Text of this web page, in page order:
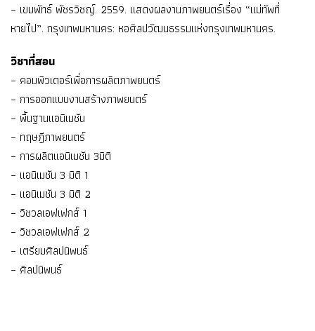
– เขมพัทธ์ พัชรวิชญ์. 2559. แสดงผลงานภาพยนตร์เรื่อง “แม่ทัพที่
หายไป”. กรุงเทพมหานคร: หอศิลปวัฒนธรรมแห่งกรุงเทพมหานคร.
วิชาที่สอน
– คอมพิวเตอร์เพื่อการผลิตภาพยนตร์
– การออกแบบงานสร้างภาพยนตร์
– พื้นฐานแอนิเมชัน
– ทฤษฎีภาพยนตร์
– การผลิตแอนิเมชัน 3มิติ
– แอนิเมชัน 3 มิติ 1
– แอนิเมชัน 3 มิติ 2
– วิชวลเอฟเฟกส์ 1
– วิชวลเอฟเฟกส์ 2
– เตรียมศิลปนิพนธ์
– ศิลปนิพนธ์